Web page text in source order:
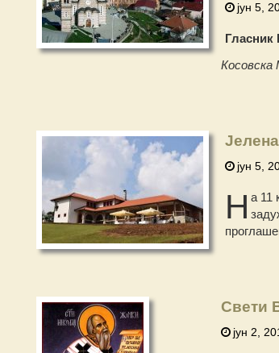
јун 5,
Гласник
јун 5,
Н а 11
Свети
јун 2,